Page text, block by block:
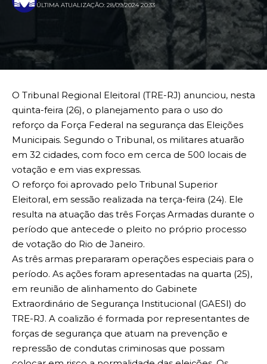
ÚLTIMA ATUALIZAÇÃO: 28/09/2024 20:33
O Tribunal Regional Eleitoral (TRE-RJ) anunciou, nesta
quinta-feira (26), o planejamento para o uso do
reforço da Força Federal na segurança das Eleições
Municipais. Segundo o Tribunal, os militares atuarão
em 32 cidades, com foco em cerca de 500 locais de
votação e em vias expressas.
O reforço foi aprovado pelo Tribunal Superior
Eleitoral, em sessão realizada na terça-feira (24). Ele
resulta na atuação das três Forças Armadas durante o
período que antecede o pleito no próprio processo
de votação do Rio de Janeiro.
As três armas prepararam operações especiais para o
período. As ações foram apresentadas na quarta (25),
em reunião de alinhamento do Gabinete
Extraordinário de Segurança Institucional (GAESI) do
TRE-RJ. A coalizão é formada por representantes de
forças de segurança que atuam na prevenção e
repressão de condutas criminosas que possam